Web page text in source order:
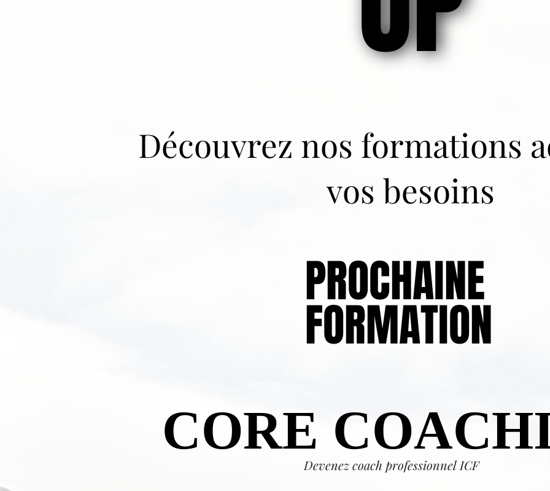
Découvrez nos formations
vos besoins
PROCHAINE
FORMATION
PROCHAINE
FORMATION
CORE
CORE
Devenez coach professionnel ICF